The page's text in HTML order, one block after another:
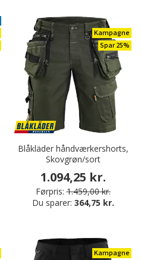
Kampagne
Spar 25%
Blåkläder håndværkershorts,
Skovgrøn/sort
1.094,25 kr.
Førpris: 1.459,00 kr.
Du sparer: 364,75 kr.
Kampagne